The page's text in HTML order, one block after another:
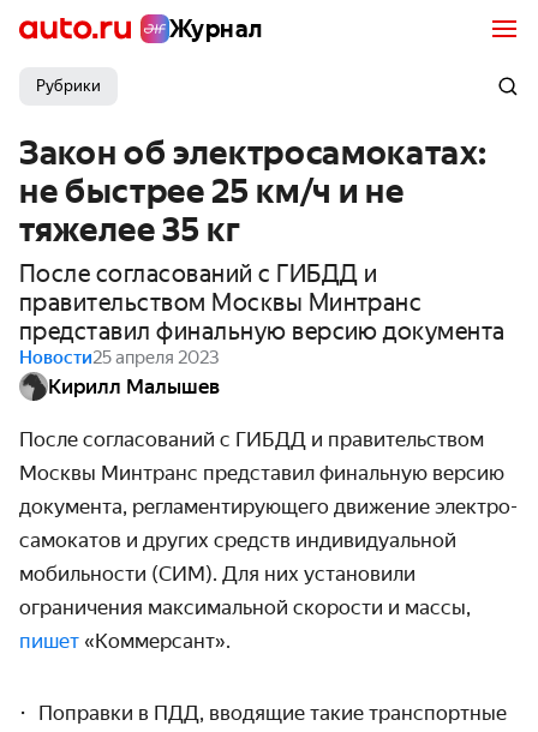
Журнал
Рубрики
Закон об электросамокатах:
не быстрее 25 км/ч и не
тяжелее 35 кг
После согласований с ГИБДД и
правительством Москвы Минтранс
представил финальную версию документа
Новости25 апреля 2023
Кирилл Малышев
После согласований с ГИБДД и правитель­ством
Москвы Минтранс представил финальную версию
документа, регламентиру­ющего движение электро­
самокатов и других средств индивидуальной
мобиль­ности (СИМ). Для них установили
ограничения максимальной скорости и массы,
пишет «Коммерсант».
Поправки в ПДД, вводящие такие транспортные